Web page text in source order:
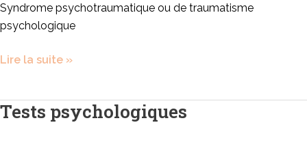
Syndrome psychotraumatique ou de traumatisme
psychologique
Lire la suite »
Tests psychologiques
Tests
psychologiques